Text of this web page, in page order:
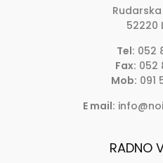
Rudarska
52220
Tel: 052
Fax: 052
Mob: 091
E mail:
RADNO